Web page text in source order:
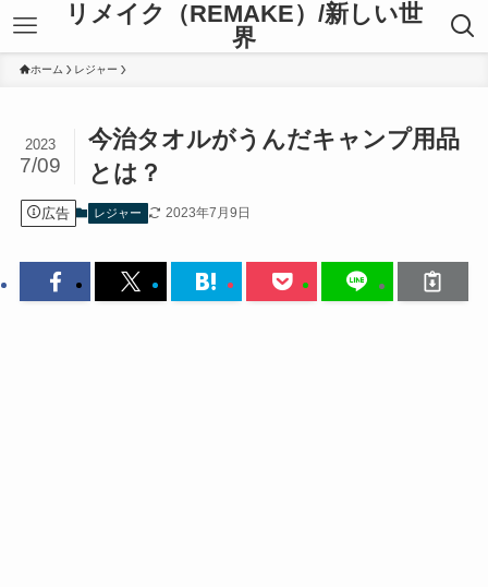
リメイク（REMAKE）/新しい世
界
ホーム レジャー
今治タオルがうんだキャンプ用品
とは？
2023
7/09
広告 レジャー 2023年7月9日